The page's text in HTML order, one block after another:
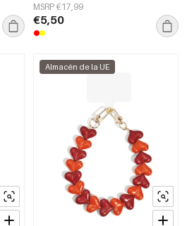
MSRP €17,99
€5,50
Almacén de la UE